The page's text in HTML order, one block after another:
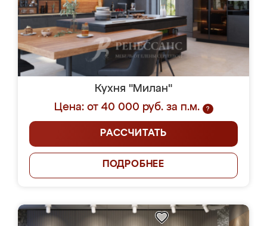
Кухня "Милан"
Цена: от 40 000 руб. за п.м.
?
РАССЧИТАТЬ
ПОДРОБНЕЕ